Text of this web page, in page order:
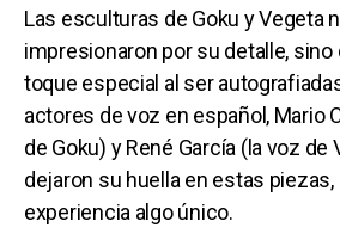
Las esculturas de Goku y Vegeta
impresionaron por su detalle, sino
toque especial al ser
actores de voz en español, Mario
de Goku) y René García (la voz de
dejaron su huella en estas
experiencia algo único.